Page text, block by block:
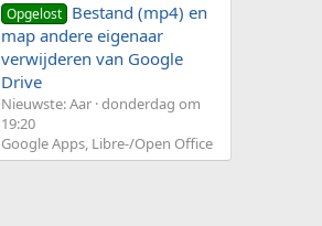
Opgelost Bestand (mp4) en
map andere eigenaar
verwijderen van Google
Drive
Nieuwste: Aar donderdag om
19:20
Google Apps, Libre-/Open Office